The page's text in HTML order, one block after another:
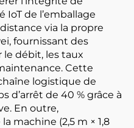
IoT de l’emballage
via la propre
fournissant des
débit, les taux
Cette
logistique de
d’arrêt de 40 % grâce à
En outre,
machine (2,5 m × 1,8